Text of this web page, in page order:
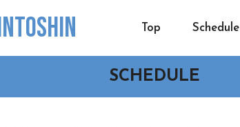
Top Schedule
SCHEDULE